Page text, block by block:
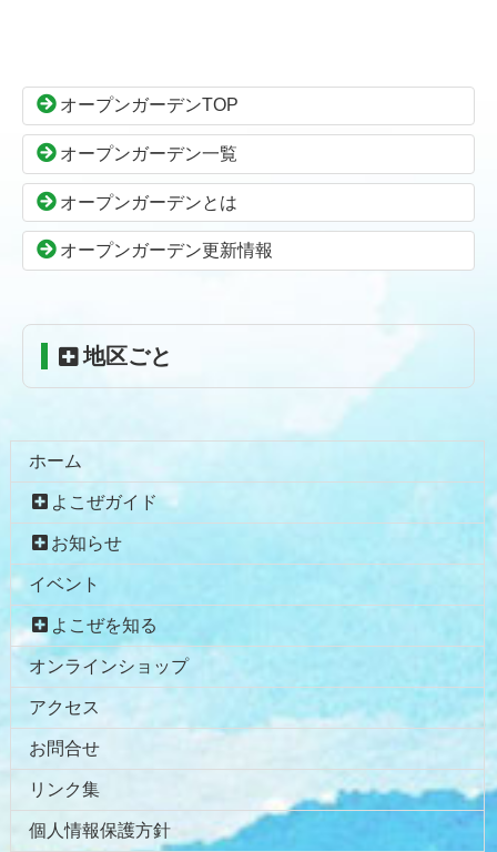
ン
本
文
先
へ
る
の
頭
へ
る
オープンガーデンTOP
オープンガーデン一覧
オープンガーデンとは
オープンガーデン更新情報
地区ごと
ホーム
よこぜガイド
お知らせ
イベント
よこぜを知る
オンラインショップ
アクセス
お問合せ
リンク集
個人情報保護方針